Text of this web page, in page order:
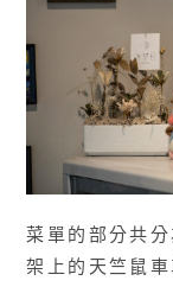
菜單的部分共
架上的天竺鼠